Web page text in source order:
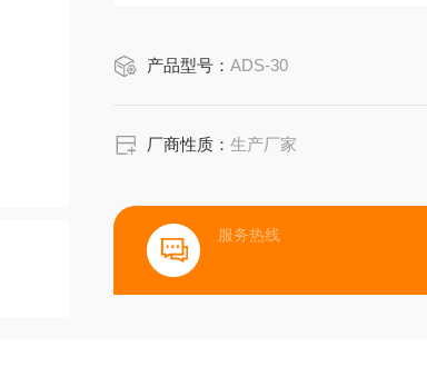
产品型号：ADS-30
厂商性质：生产厂家
服务热线